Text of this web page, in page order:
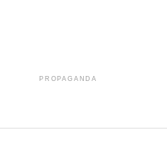
PROPAGANDA